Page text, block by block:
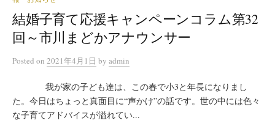
結婚子育て応援キャンペーンコラム第32
回～市川まどかアナウンサー
Posted on 2021年4月1日 by admin
我が家の子ども達は、この春で小3と年長になりまし
た。今日はちょっと真面目に“声かけ”の話です。世の中には色々
な子育てアドバイスが溢れてい...